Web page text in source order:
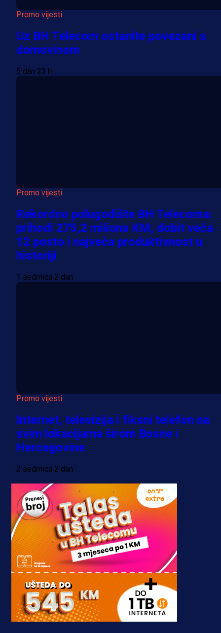
Promo vijesti
Uz BH Telecom ostanite povezani s
domovinom
5 dan 23 h
Promo vijesti
Rekordno polugodište BH Telecoma:
prihodi 275,2 miliona KM, dobit veća
12 posto i najveća produktivnost u
historiji
1 sedmica 2 dan
Promo vijesti
Internet, televizija i fiksni telefon na
svim lokacijama širom Bosne i
Hercegovine
2 sedmica 2 dan